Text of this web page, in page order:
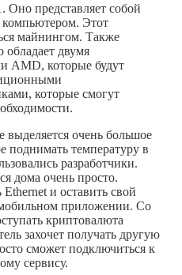
Оно представляет собой
компьютером. Этот
майнингом. Также
обладает двумя
AMD, которые будут
которые смогут
выделяется очень большое
поднимать температуру в
разработчики.
дома очень просто.
и оставить свой
приложении. Со
криптовалюта
захочет получать другую
сможет подключиться к
сервису.